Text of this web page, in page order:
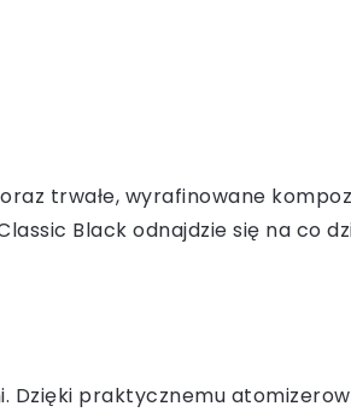
trwałe, wyrafinowane
Black odnajdzie się na co
Dzięki praktycznemu